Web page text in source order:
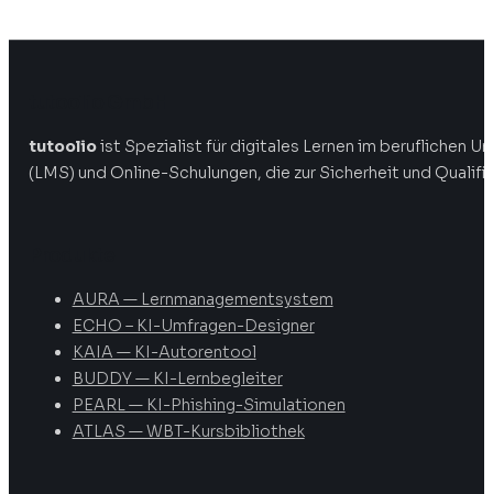
tutoolioist Spezialist für digitales Lernen im beruflichen
(LMS) und Online-Schulungen, die zur Sicherheit und
AURA — Lernmanagementsystem
ECHO – KI-Umfragen-Designer
KAIA — KI-Autorentool
BUDDY — KI-Lernbegleiter
PEARL — KI-Phishing-Simulationen
ATLAS — WBT-Kursbibliothek